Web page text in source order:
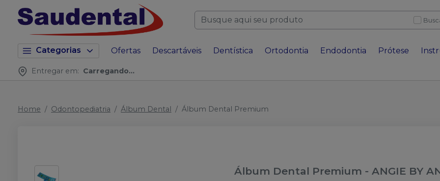
Categorias Ofertas Descartáveis Dentística Ortodontia Endodontia Prótese
Entregar em: Carregando...
Home Odontopediatria Álbum Dental Álbum Dental Premium
Álbum Dental Premium -ANGIE BY